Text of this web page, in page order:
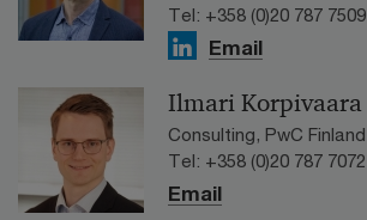
Tel: +358 (0)20 787 7509
Email
Ilmari Korpivaara
Consulting, PwC Finland
Tel: +358 (0)20 787 7072
Email